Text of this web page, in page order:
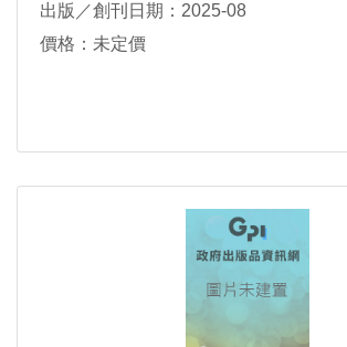
出版／創刊日期：2025-08
價格：未定價